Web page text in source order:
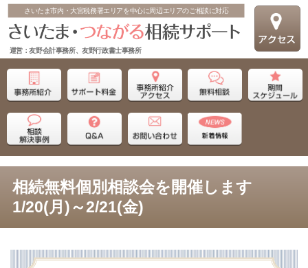
さいたま市内・大宮税務署エリアを中心に周辺エリアのご相談に対応
運営：友野会計事務所、友野行政書士事務所
相続無料個別相談会を開催します
1/20(月)～2/21(金)